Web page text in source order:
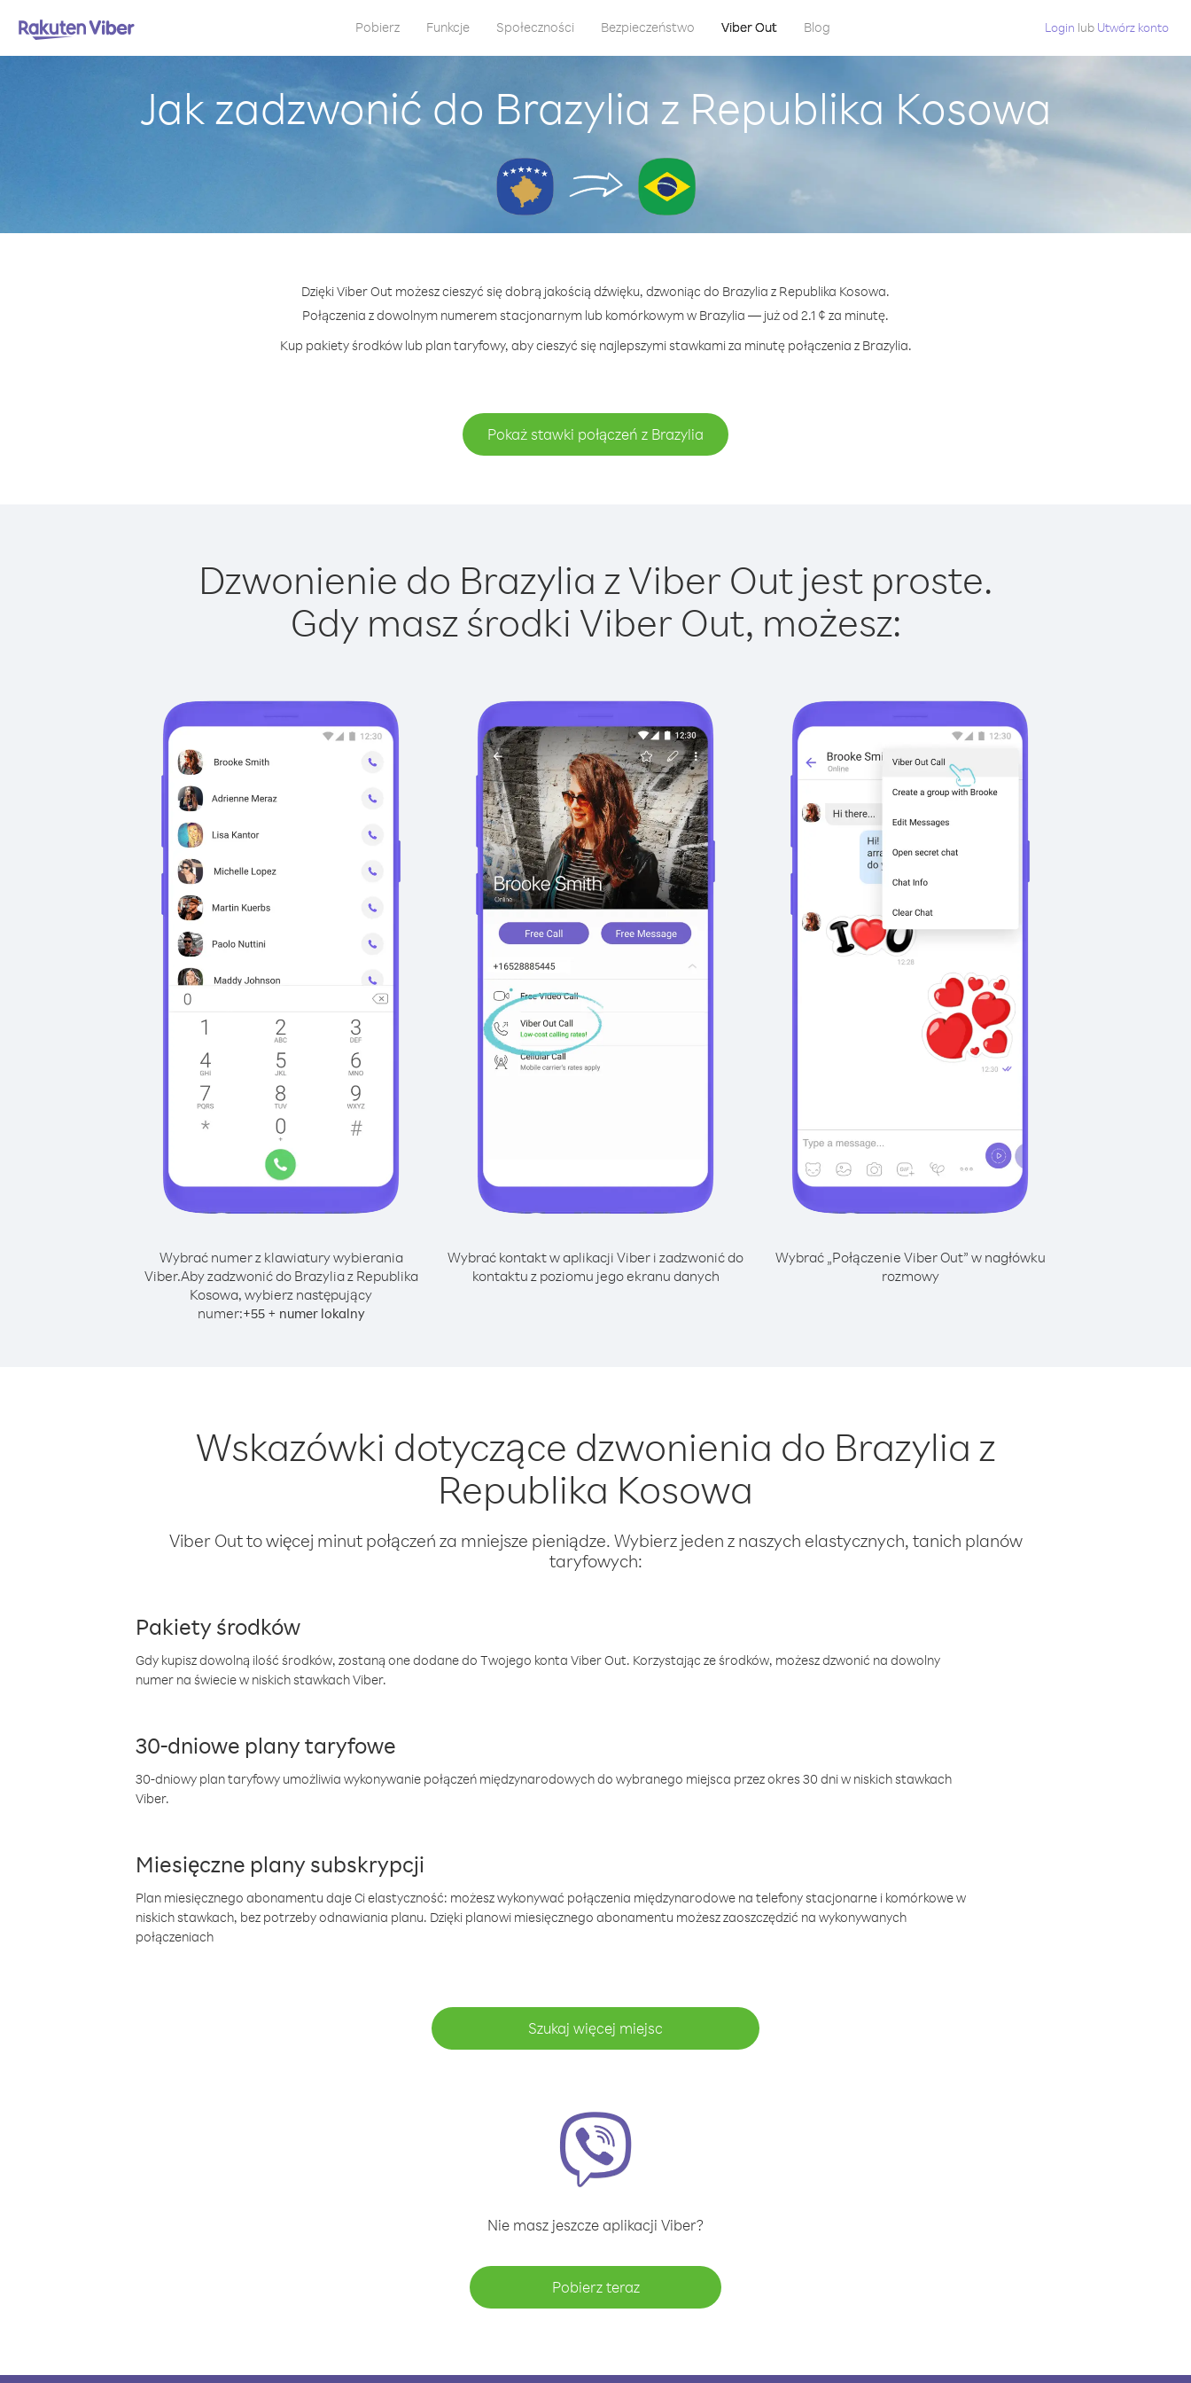
Pobierz Funkcje Społeczności Bezpieczeństwo Viber Out Blog Login lub Utwórz konto
Jak zadzwonić do Brazylia z Republika Kosowa
Dzięki Viber Out możesz cieszyć się dobrą jakością dźwięku, dzwoniąc do Brazylia z Republika Kosowa.
Połączenia z dowolnym numerem stacjonarnym lub komórkowym w Brazylia — już od 2.1 ¢ za minutę.
Kup pakiety środków lub plan taryfowy, aby cieszyć się najlepszymi stawkami za minutę połączenia z Brazylia.
Pokaż stawki połączeń z Brazylia
Dzwonienie do Brazylia z Viber Out jest proste.
Gdy masz środki Viber Out, możesz:
Wybrać numer z klawiatury wybierania
Viber.Aby zadzwonić do Brazylia z Republika
Kosowa, wybierz następujący
numer:+55+ numer lokalny
Wybrać kontakt w aplikacji Viber i zadzwonić do
kontaktu z poziomu jego ekranu danych
Wybrać „Połączenie Viber Out” w nagłówku
rozmowy
Wskazówki dotyczące dzwonienia do Brazylia z
Republika Kosowa
Viber Out to więcej minut połączeń za mniejsze pieniądze. Wybierz jeden z naszych elastycznych, tanich planów
taryfowych:
Pakiety środków
Gdy kupisz dowolną ilość środków, zostaną one dodane do Twojego konta Viber Out. Korzystając ze środków, możesz dzwonić na dowolny
numer na świecie w niskich stawkach Viber.
30-dniowe plany taryfowe
30-dniowy plan taryfowy umożliwia wykonywanie połączeń międzynarodowych do wybranego miejsca przez okres 30 dni w niskich stawkach
Viber.
Miesięczne plany subskrypcji
Plan miesięcznego abonamentu daje Ci elastyczność: możesz wykonywać połączenia międzynarodowe na telefony stacjonarne i komórkowe w
niskich stawkach, bez potrzeby odnawiania planu. Dzięki planowi miesięcznego abonamentu możesz zaoszczędzić na wykonywanych
połączeniach
Szukaj więcej miejsc
Nie masz jeszcze aplikacji Viber?
Pobierz teraz